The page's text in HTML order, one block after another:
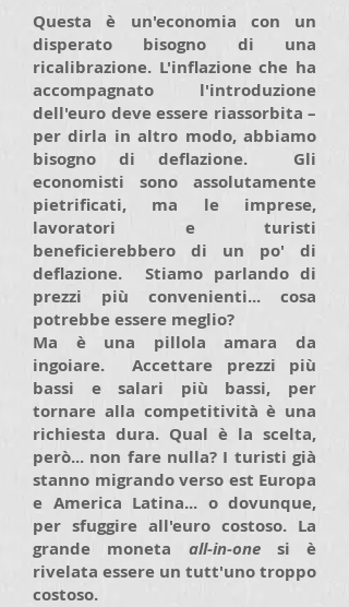
Questa è un'economia con un
disperato bisogno di una
ricalibrazione. L'inflazione che ha
accompagnato l'introduzione
dell'euro deve essere riassorbita –
per dirla in altro modo, abbiamo
bisogno di deflazione. Gli
economisti sono assolutamente
pietrificati, ma le imprese,
lavoratori e turisti
beneficierebbero di un po' di
deflazione. Stiamo parlando di
prezzi più convenienti... cosa
potrebbe essere meglio?
Ma è una pillola amara da
ingoiare. Accettare prezzi più
bassi e salari più bassi, per
tornare alla competitività è una
richiesta dura. Qual è la scelta,
però... non fare nulla? I turisti già
stanno migrando verso est Europa
e America Latina... o dovunque,
per sfuggire all'euro costoso. La
grande moneta all-in-onesi è
rivelata essere un tutt'uno troppo
costoso.